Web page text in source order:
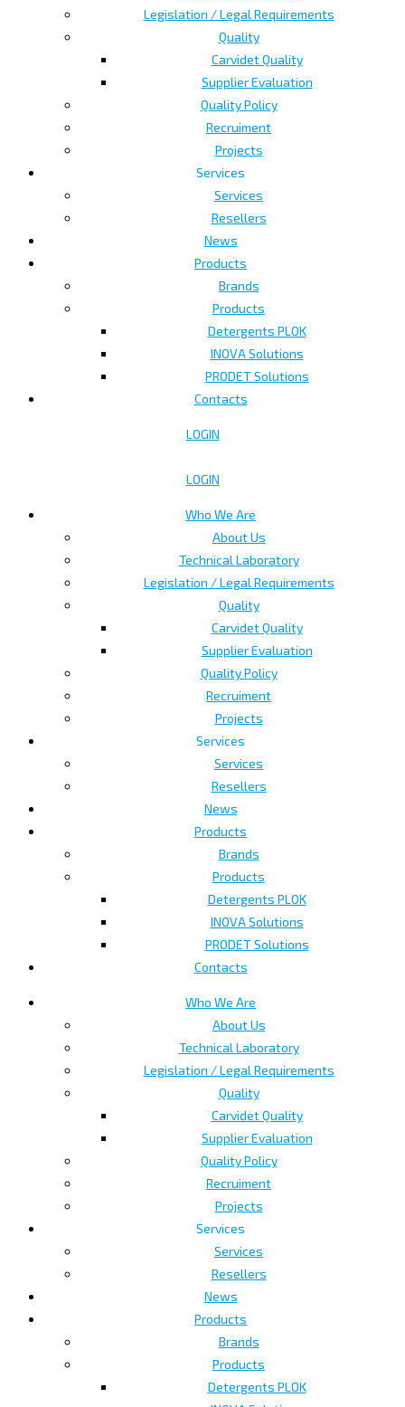
Legislation / Legal Requirements
Quality
Carvidet Quality
Supplier Evaluation
Quality Policy
Recruiment
Projects
Services
Services
Resellers
News
Products
Brands
Products
Detergents PLOK
INOVA Solutions
PRODET Solutions
Contacts
LOGIN
LOGIN
Who We Are
About Us
Technical Laboratory
Legislation / Legal Requirements
Quality
Carvidet Quality
Supplier Evaluation
Quality Policy
Recruiment
Projects
Services
Services
Resellers
News
Products
Brands
Products
Detergents PLOK
INOVA Solutions
PRODET Solutions
Contacts
Who We Are
About Us
Technical Laboratory
Legislation / Legal Requirements
Quality
Carvidet Quality
Supplier Evaluation
Quality Policy
Recruiment
Projects
Services
Services
Resellers
News
Products
Brands
Products
Detergents PLOK